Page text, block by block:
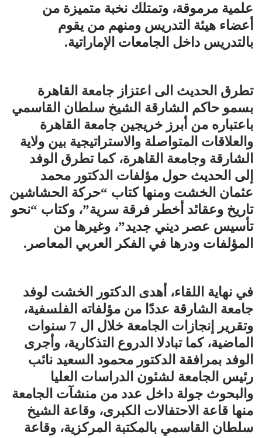
علمية مرموقة، وتمتلك نخبة متميزة من
أعضاء هيئة التدريس ومنهم من يقوم
بالتدريس داخل الجامعات الإماراتية.
تطرق الحديث الى اعتزاز جامعة القاهرة
بسمو حاكم الشارقة الشيخ سلطان القاسمي
باعتباره من أبرز خريجين جامعة القاهرة
والعلاقات المتواصلة والاستراتيجية بين ولاية
الشارقة وجامعة القاهرة، كما تطرق الوفد
إلى الحديث حول مؤلفات الدكتور محمد
عثمان الخشت ومنها كتاب “حركة الحشاشين
تاريخ وعقائد أخطر فرقة سرية”، وكتاب “نحو
تأسيس عصر ديني جديد”، وغيرها من
المؤلفات ودرها في الفكر العربي المعاصر.
في نهاية اللقاء، أهدى الدكتور الخشت لوفد
جامعة الشارقة عددًا من مؤلفاته الفلسفية،
وتقرير إنجازات الجامعة خلال ال 7 سنوات
الماضية، كما تبادلا الدروع التذكارية، وأجرى
الوفد بمرافقة الدكتور محمود السعيد نائب
رئيس الجامعة لشئون الدراسات العليا
والبحوث جولة داخل عدد من منشآت الجامعة
منها قاعة الاحتفالات الكبرى، وقاعة الشيخ
سلطان القاسمي بالمكتبة المركزية، وقاعة